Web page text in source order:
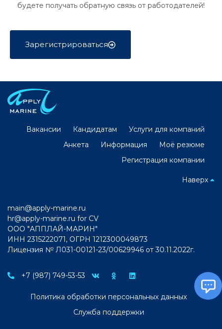
будете получать обратную связь от работодателей!
Зарегистрироваться
Вакансии Кандидатам
Услуги для компаний
Анкета
Информация
Моё резюме
Регистрация компании
Наверх
main@apply-marine.ru
hr@apply-marine.ru for CV
ООО "АППЛАЙ-МАРИН"
ИНН 2315222071, ОГРН 1212300049873
Лицензия № Л031-00121-23/00629946 от 30.11.2022г.
+7 (987) 749-53-53
Политика обработки персональных данных
Служба поддержки